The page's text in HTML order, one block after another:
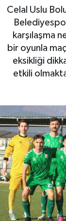
Celal Uslu
karşılaşma
bir oyunla
eksikliği
etkili